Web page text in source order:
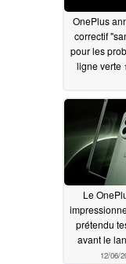
OnePlus
correctif
pour les
ligne verte
Le
prétendu
avant le
12/06/